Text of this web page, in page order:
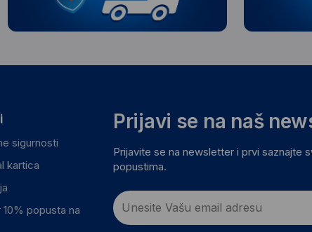
sigurnosti
kartica
popusta na
Prijavi se na naš
Prijavite se na newsletter i prvi saznajte
popustima.